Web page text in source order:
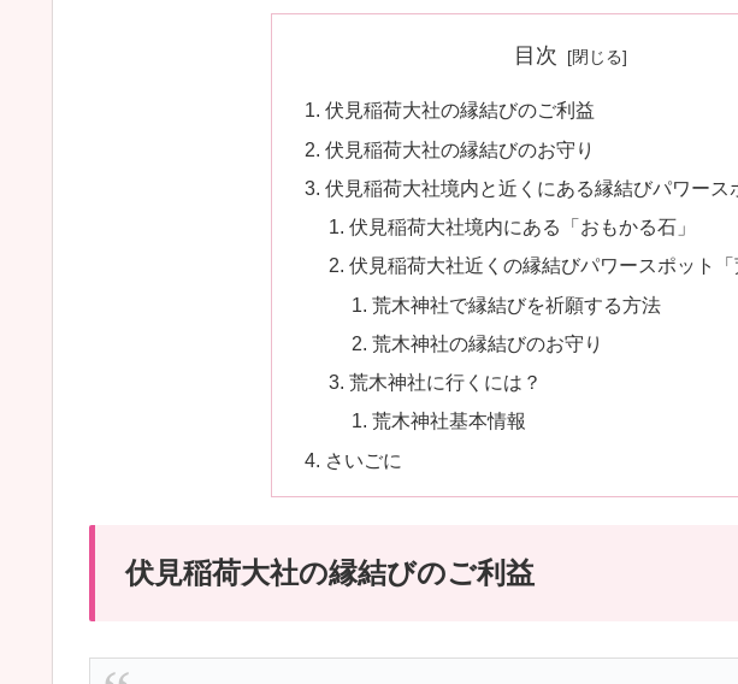
目次
伏見稲荷大社の縁結びのご利益
伏見稲荷大社の縁結びのお守り
伏見稲荷大社境内と近くにある縁結びパワース
伏見稲荷大社境内にある「おもかる石」
伏見稲荷大社近くの縁結びパワースポット「
荒木神社で縁結びを祈願する方法
荒木神社の縁結びのお守り
荒木神社に行くには？
荒木神社基本情報
さいごに
伏見稲荷大社の縁結びのご利益